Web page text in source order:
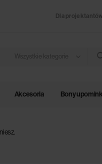
Dla projektantów
Wszystkie kategorie
Akcesoria Bony